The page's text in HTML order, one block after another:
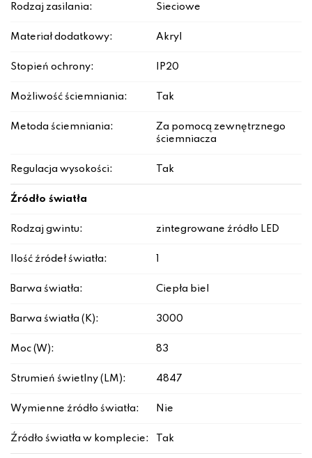
Rodzaj zasilania: Sieciowe
Materiał dodatkowy: Akryl
Stopień ochrony: IP20
Możliwość ściemniania: Tak
Metoda ściemniania:
Za pomocą zewnętrznego
ściemniacza
Regulacja wysokości: Tak
Źródło światła
Rodzaj gwintu: zintegrowane źródło LED
Ilość źródeł światła:
Barwa światła: Ciepła biel
Barwa światła (K): 3000
Moc (W): 83
Strumień świetlny (LM): 4847
Wymienne źródło światła: Nie
Źródło światła w komplecie: Tak